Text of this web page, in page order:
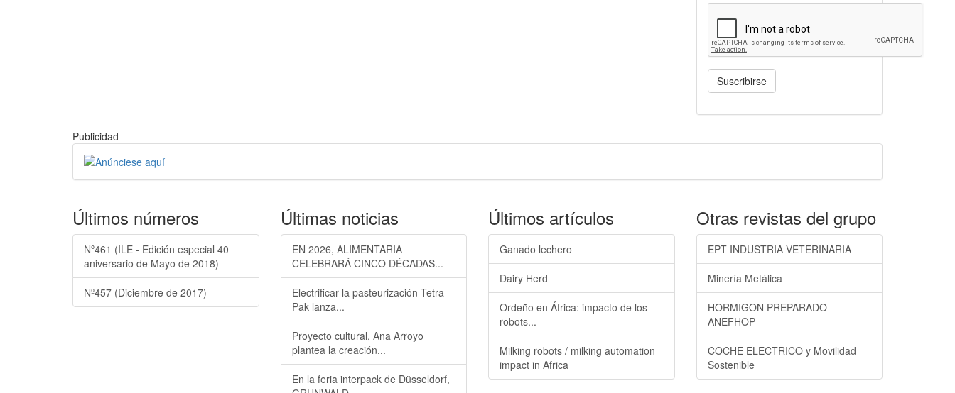
Suscribirse
Publicidad
Últimos números
Nº461 (ILE - Edición especial 40
aniversario de Mayo de 2018)
Nº457 (Diciembre de 2017)
Últimas noticias
EN 2026, ALIMENTARIA
CELEBRARÁ CINCO DÉCADAS...
Electrificar la pasteurización Tetra
Pak lanza...
Proyecto cultural, Ana Arroyo
plantea la creación...
En la feria interpack de Düsseldorf,
Últimos artículos
Ganado lechero
Dairy Herd
Ordeño en África: impacto de los
robots...
Milking robots / milking automation
impact in Africa
Otras revistas del grupo
EPT INDUSTRIA VETERINARIA
Minería Metálica
HORMIGON PREPARADO
ANEFHOP
COCHE ELECTRICO y Movilidad
Sostenible